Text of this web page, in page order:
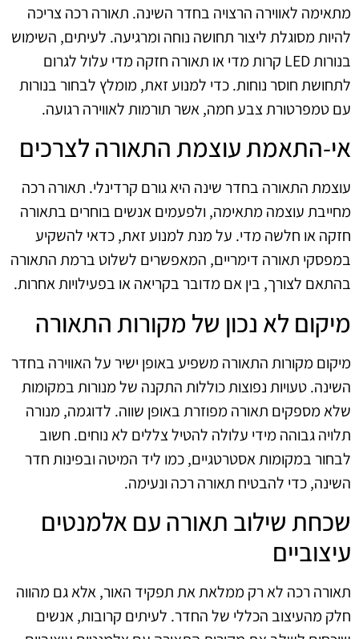
מתאימה לאווירה הרצויה בחדר השינה. תאורה רכה צריכה
להיות מסוגלת ליצור תחושה נוחה ומרגיעה. לעיתים, השימוש
בנורות LED קרות מדי או תאורה חזקה מדי עלול לגרום
לתחושת חוסר נוחות. כדי למנוע זאת, מומלץ לבחור בנורות
עם טמפרטורת צבע חמה, אשר תורמות לאווירה רגועה.
אי-התאמת עוצמת התאורה לצרכים
עוצמת התאורה בחדר שינה היא גורם קרדינלי. תאורה רכה
מחייבת עוצמה מתאימה, ולפעמים אנשים בוחרים בתאורה
חזקה או חלשה מדי. על מנת למנוע זאת, כדאי להשקיע
במפסקי תאורה דימריים, המאפשרים לשלוט ברמת התאורה
בהתאם לצורך, בין אם מדובר בקריאה או בפעילויות אחרות.
מיקום לא נכון של מקורות התאורה
מיקום מקורות התאורה משפיע באופן ישיר על האווירה בחדר
השינה. טעויות נפוצות כוללות התקנה של מנורות במקומות
שלא מספקים תאורה מפוזרת באופן שווה. לדוגמה, מנורה
תלויה גבוהה מידי עלולה להטיל צללים לא נוחים. חשוב
לבחור במקומות אסטרטגיים, כמו ליד המיטה ובפינות חדר
השינה, כדי להבטיח תאורה רכה ונעימה.
שכחת שילוב תאורה עם אלמנטים
עיצוביים
תאורה רכה לא רק ממלאת את תפקיד האור, אלא גם מהווה
חלק מהעיצוב הכללי של החדר. לעיתים קרובות, אנשים